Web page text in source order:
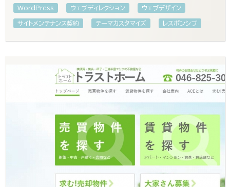
WordPress ウェブディレクション ウェブデザイン
サイトメンテナンス契約 テーマカスタマイズ レスポンシブ